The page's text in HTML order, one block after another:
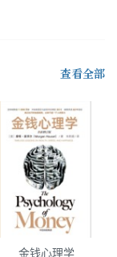
查看全部
金钱心理学